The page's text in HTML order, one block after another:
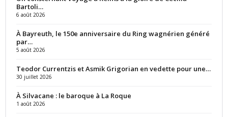
Bartoli…
6 août 2026
À Bayreuth, le 150e anniversaire du Ring wagnérien généré
par…
5 août 2026
Teodor Currentzis et Asmik Grigorian en vedette pour une…
30 juillet 2026
À Silvacane : le baroque à La Roque
1 août 2026